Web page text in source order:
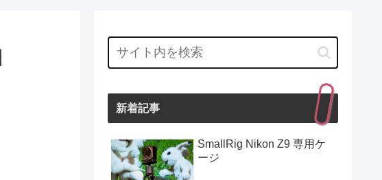
新着記事
SmallRig Nikon Z9 専用ケ
ージ